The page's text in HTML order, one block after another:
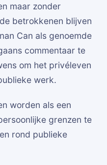
maar zonder
betrokkenen blijven
Can als genoemde
commentaar te
om het privéleven
werk.
worden als een
grenzen te
rond publieke